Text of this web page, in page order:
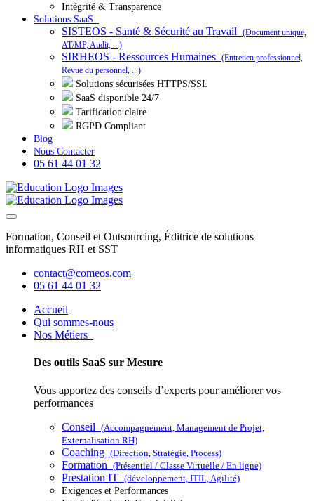
Intégrité & Transparence
Solutions SaaS
SISTEOS - Santé & Sécurité au Travail
(Document unique,
AT/MP, Audit, ...)
SIRHEOS - Ressources Humaines (Entretien professionnel,
Revue du personnel, ...)
Solutions sécurisées HTTPS/SSL
SaaS disponible 24/7
Tarification claire
RGPD Compliant
Blog
Nous Contacter
05 61 44 01 32
Formation, Conseil et Outsourcing, Éditrice de solutions
informatiques RH et SST
contact@comeos.com
05 61 44 01 32
Accueil
Qui sommes-nous
Nos Métiers
Des outils SaaS sur Mesure
Vous apportez des conseils d’experts pour améliorer vos
performances
Conseil (Accompagnement, Management de Projet,
Externalisation RH)
Coaching (Direction, Stratégie, Process)
Formation (Présentiel / Classe Virtuelle / En ligne)
Prestation IT (développement, ITIL, Agilité)
Exigences et Performances